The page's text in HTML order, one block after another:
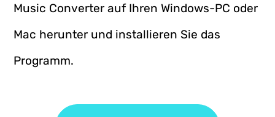
Music Converter auf Ihren Windows-PC oder
Mac herunter und installieren Sie das
Programm.